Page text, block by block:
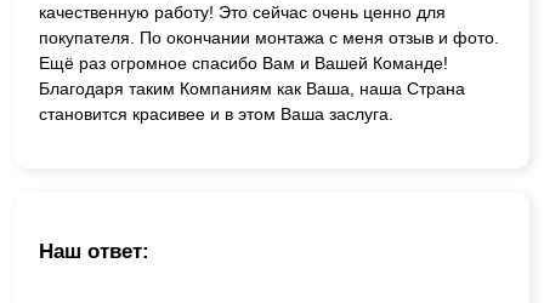
качественную работу! Это сейчас очень ценно для
покупателя. По окончании монтажа с меня отзыв и фото.
Ещё раз огромное спасибо Вам и Вашей Команде!
Благодаря таким Компаниям как Ваша, наша Страна
становится красивее и в этом Ваша заслуга.
Наш ответ: